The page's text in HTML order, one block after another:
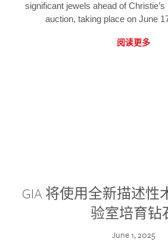
significant jewels ahead of
auction, taking place on June
阅读更多
GIA 将使用全新描述性
验室培育钻
June 1, 2025